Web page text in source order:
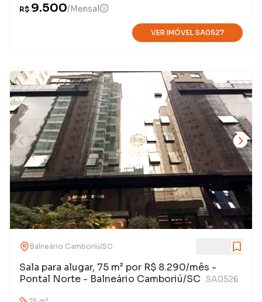
R$ 9.500/Mensal
VER IMÓVEL SA0527
Balneário Camboriú/SC
Sala para alugar, 75 m² por R$ 8.290/mês -
Pontal Norte - Balneário Camboriú/SC SA0526